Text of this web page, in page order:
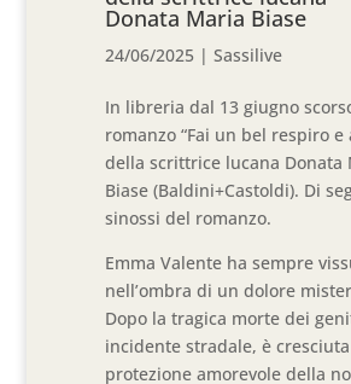
Donata Maria Biase
24/06/2025 |Sassilive
In libreria dal 13 giugno
romanzo “Fai un bel respiro e
della scrittrice lucana Donata
Biase (Baldini+Castoldi). Di
sinossi del romanzo.
Emma Valente ha sempre
nell’ombra di un dolore
Dopo la tragica morte dei
incidente stradale, è
protezione amorevole della